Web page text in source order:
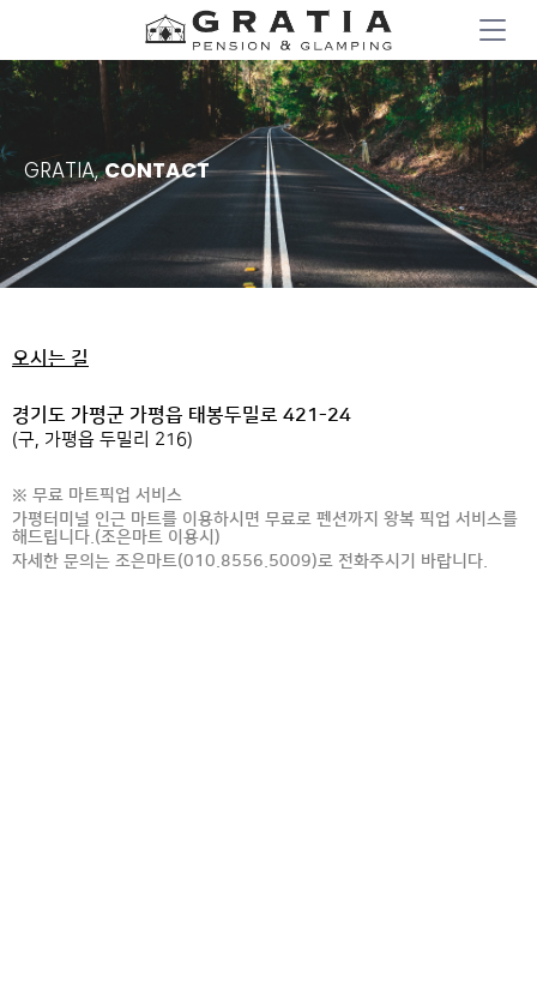
GRATIA,CONTACT
오시는 길
경기도 가평군 가평읍 태봉두밀로 421-24
(구, 가평읍 두밀리 216)
※ 무료 마트픽업 서비스
가평터미널 인근 마트를 이용하시면 무료로 펜션까지 왕복 픽업 서비스를
해드립니다.(조은마트 이용시)
자세한 문의는 조은마트(010.8556.5009)로 전화주시기 바랍니다.